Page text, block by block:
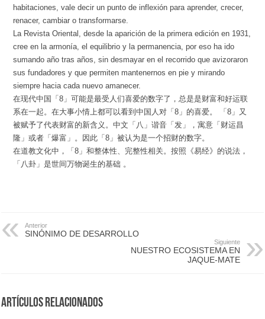
habitaciones, vale decir un punto de inflexión para aprender, crecer,
renacer, cambiar o transformarse.
La Revista Oriental, desde la aparición de la primera edición en 1931,
cree en la armonía, el equilibrio y la permanencia, por eso ha ido
sumando año tras años, sin desmayar en el recorrido que avizoraron
sus fundadores y que permiten mantenernos en pie y mirando
siempre hacia cada nuevo amanecer.
在现代中国「8」可能是最受人们喜爱的数字了，总是是财富和好运联
系在一起。在大事小情上都可以看到中国人对「8」的喜爱。 「8」又
被赋予了代表财富的新含义。中文「八」谐音「发」，寓意「财运昌
隆」或者「爆富」。因此「8」被认为是一个招财的数字。
在道教文化中，「8」和整体性、完整性相关。按照《易经》的说法，
「八卦」是世间万物诞生的基础 。
Anterior
SINÓNIMO DE DESARROLLO
Siguiente
NUESTRO ECOSISTEMA EN
JAQUE-MATE
Artículos Relacionados